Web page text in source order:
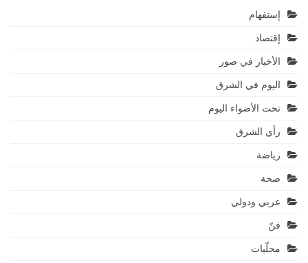
إستفهام
إقتصاد
الأخبار في صور
اليوم في الشرق
تحت الأضواء اليوم
رأي الشرق
رياضة
صحة
عربي ودولي
فنّ
محلّيات